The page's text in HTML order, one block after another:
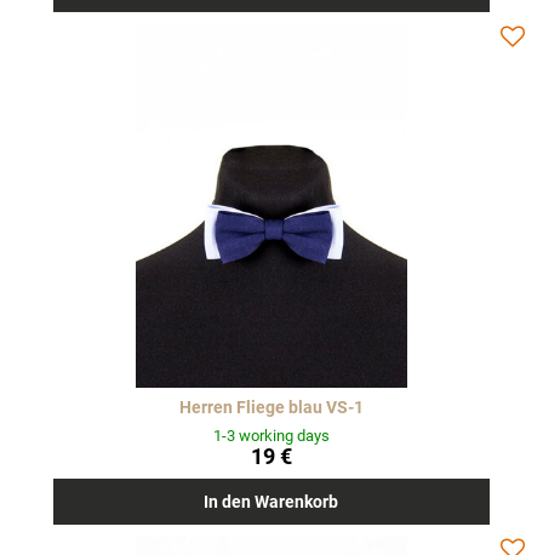
Herren Fliege blau VS-1
1-3 working days
19 €
In den Warenkorb